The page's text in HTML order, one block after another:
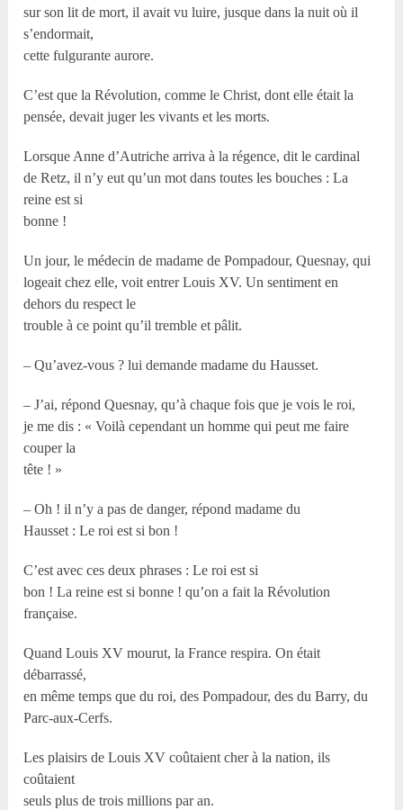
sur son lit de mort, il avait vu luire, jusque dans la nuit où il
s’endormait,
cette fulgurante aurore.
C’est que la Révolution, comme le Christ, dont elle était la
pensée, devait juger les vivants et les morts.
Lorsque Anne d’Autriche arriva à la régence, dit le cardinal
de Retz, il n’y eut qu’un mot dans toutes les bouches : La
reine est si
bonne !
Un jour, le médecin de madame de Pompadour, Quesnay, qui
logeait chez elle, voit entrer Louis XV. Un sentiment en
dehors du respect le
trouble à ce point qu’il tremble et pâlit.
– Qu’avez-vous ? lui demande madame du Hausset.
– J’ai, répond Quesnay, qu’à chaque fois que je vois le roi,
je me dis : « Voilà cependant un homme qui peut me faire
couper la
tête ! »
– Oh ! il n’y a pas de danger, répond madame du
Hausset : Le roi est si bon !
C’est avec ces deux phrases : Le roi est si
bon ! La reine est si bonne ! qu’on a fait la Révolution
française.
Quand Louis XV mourut, la France respira. On était
débarrassé,
en même temps que du roi, des Pompadour, des du Barry, du
Parc-aux-Cerfs.
Les plaisirs de Louis XV coûtaient cher à la nation, ils
coûtaient
seuls plus de trois millions par an.